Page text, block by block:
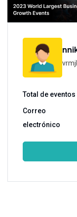
Total de eventos
Correo
electrónico